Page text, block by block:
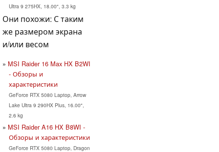
Ultra 9 275HX, 18.00", 3.3 kg
Они похожи: С таким
же размером экрана
и/или весом
MSI Raider 16 Max HX B2WI
- Обзоры и
характеристики
GeForce RTX 5080 Laptop, Arrow
Lake Ultra 9 290HX Plus, 16.00",
2.6 kg
MSI Raider A16 HX B8WI -
Обзоры и характеристики
GeForce RTX 5080 Laptop, Dragon